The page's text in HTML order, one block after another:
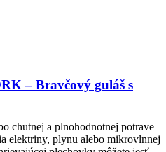
– Bravčový guláš s
chutnej a plnohodnotnej potrave
elektriny, plynu alebo mikrovlnnej